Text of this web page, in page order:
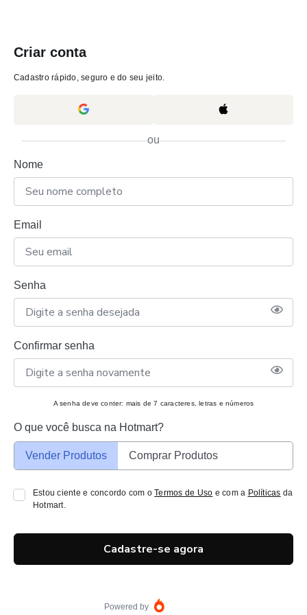
Criar conta
Cadastro rápido, seguro e do seu jeito.
ou
Nome
Email
Senha
Confirmar senha
A senha deve conter: mais de 7 caracteres, letras e números
O que você busca na Hotmart?
Vender Produtos Comprar Produtos
Estou ciente e concordo com oTermos de Uso e com a Políticas da
Hotmart.
Cadastre-se agora
Powered by